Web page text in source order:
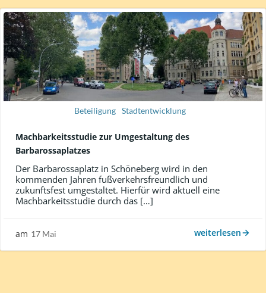
Beteiligung Stadtentwicklung
Machbarkeitsstudie zur Umgestaltung des
Barbarossaplatzes
Der Barbarossaplatz in Schöneberg wird in den
kommenden Jahren fußverkehrsfreundlich und
zukunftsfest umgestaltet. Hierfür wird aktuell eine
Machbarkeitsstudie durch das […]
am 17 Mai weiterlesen